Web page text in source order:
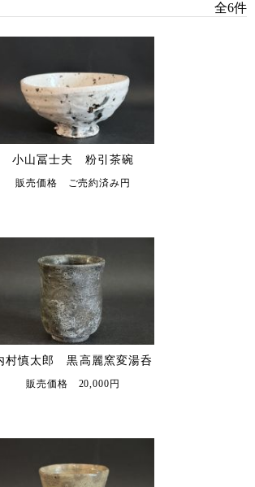
全6件
小山冨士夫 粉引茶碗
販売価格 ご売約済み円
村慎太郎 黒高麗窯変湯呑
販売価格 20,000円